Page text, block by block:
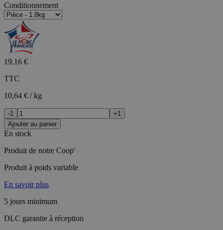
Conditionnement
19,16 €
TTC
10,64 € / kg
-1
+1
Ajouter au panier
En stock
Produit de notre Coop'
Produit à poids variable
En savoir plus
5 jours minimum
DLC garantie à réception